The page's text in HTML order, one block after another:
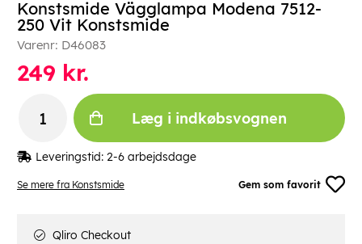
Se mere fra Konstsmide Gem som favorit
Konstsmide Vägglampa Modena 7512-
250 Vit Konstsmide
Varenr: D46083
249 kr.
Læg i indkøbsvognen
Leveringstid: 2-6 arbejdsdage
Qliro Checkout